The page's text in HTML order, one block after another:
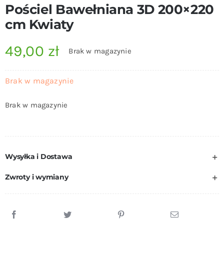
Pościel Bawełniana 3D 200×220
cm Kwiaty
49,00 zł Brak w magazynie
Brak w magazynie
Brak w magazynie
Wysyłka i Dostawa
Zwroty i wymiany